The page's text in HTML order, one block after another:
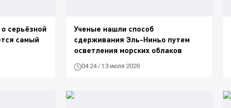
серьёзной
самый
Ученые нашли способ
сдерживания Эль-Ниньо путем
осветления морских облаков
04:24 / 13 июля 2026